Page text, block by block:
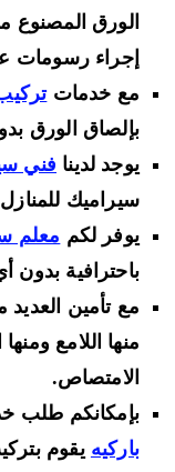
الورق المصنوع من
إجراء رسومات عدة.
مع خدماتتركيب
بإلصاق الورق
يوجد لدينافني
سيراميك للمنازل
يوفر لكممعلم
باحترافية بدون أي
مع تأمين العديد
منها اللامع ومنها
الامتصاص.
بإمكانكم طلب
باركيه يقوم بتركيب